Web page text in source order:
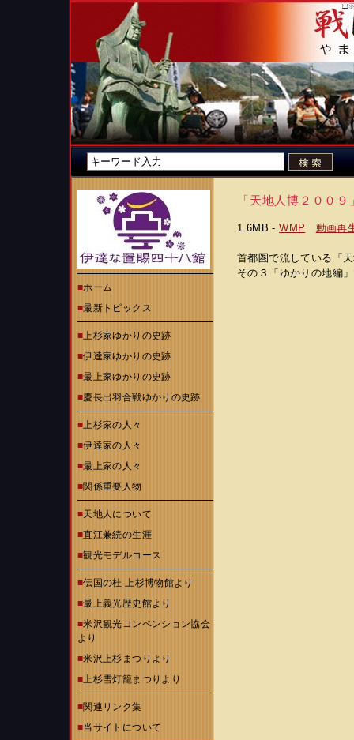
■ホーム
■最新トピックス
■上杉家ゆかりの史跡
■伊達家ゆかりの史跡
■最上家ゆかりの史跡
■慶長出羽合戦ゆかりの史跡
■上杉家の人々
■伊達家の人々
■最上家の人々
■関係重要人物
■天地人について
■直江兼続の生涯
■観光モデルコース
■伝国の杜 上杉博物館より
■最上義光歴史館より
■米沢観光コンベンション協会
より
■米沢上杉まつりより
■上杉雪灯籠まつりより
■関連リンク集
■当サイトについて
「天地人博２００
1.6MB -WMP 動画再
首都圏で流している「
その３「ゆかりの地編